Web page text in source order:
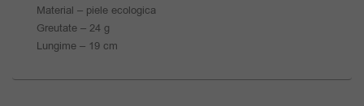
Material – piele ecologica
Greutate – 24 g
Lungime – 19 cm